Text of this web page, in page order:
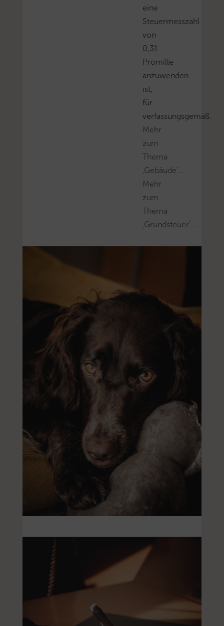
eine
Steuermesszahl
von
0,31
Promille
anzuwenden
ist,
für
verfassungsgemäß.
Mehr
zum
Thema
‚Gebäude’…
Mehr
zum
Thema
‚Grundsteuer’…